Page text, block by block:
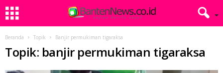
Beranda Topik Banjir permukiman tigaraksa
Topik: banjir permukiman tigaraksa